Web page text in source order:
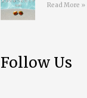
Read More »
Follow Us